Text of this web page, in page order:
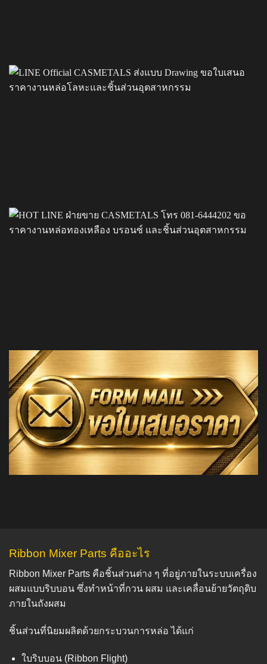
Ribbon Mixer Parts คืออะไร
Ribbon Mixer Parts คือชิ้นส่วนต่าง ๆ ที่อยู่ภายในระบบเครื่อง
ผสมแบบริบบอน ซึ่งทำหน้าที่กวน ผสม และเคลื่อนย้ายวัตถุดิบ
ภายในถังผสม
ชิ้นส่วนที่นิยมผลิตด้วยกระบวนการหล่อ ได้แก่
ใบริบบอน (Ribbon Flight)